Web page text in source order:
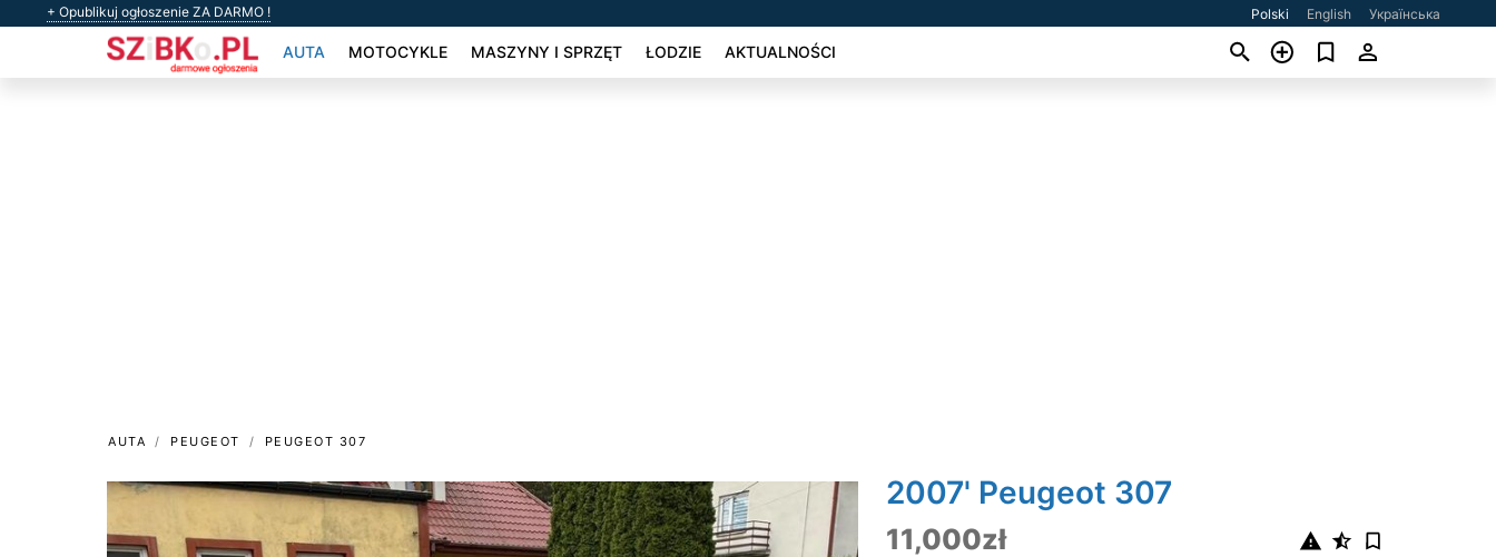
+ Opublikuj ogłoszenie ZA DARMO ! Polski English Українська
AUTA MOTOCYKLE MASZYNY I SPRZĘT ŁODZIE AKTUALNOŚCI
AUTA PEUGEOT PEUGEOT 307
2007' Peugeot 307
11,000zł